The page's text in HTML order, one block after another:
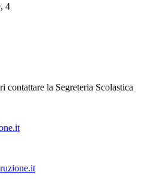
4
contattare la Segreteria Scolastica